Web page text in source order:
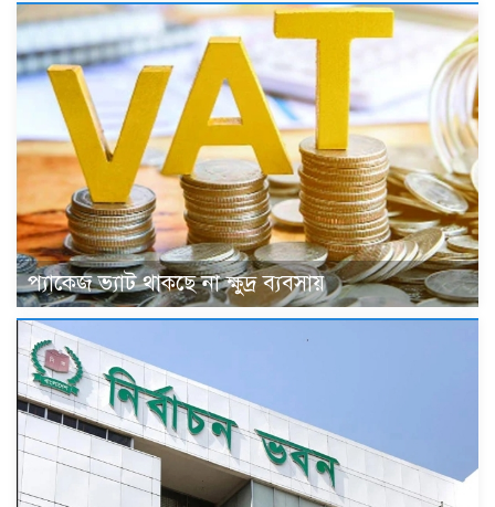
প্যাকেজ ভ্যাট থাকছে না ক্ষুদ্র ব্যবসায়